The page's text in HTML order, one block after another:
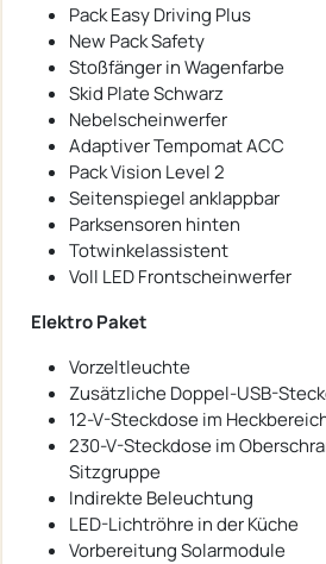
Pack Easy Driving Plus
New Pack Safety
Stoßfänger in Wagenfarbe
Skid Plate Schwarz
Nebelscheinwerfer
Adaptiver Tempomat ACC
Pack Vision Level 2
Seitenspiegel anklappbar
Parksensoren hinten
Totwinkelassistent
Voll LED Frontscheinwerfer
Elektro Paket
Vorzeltleuchte
Zusätzliche Doppel-USB-
12-V-Steckdose im
230-V-Steckdose im
Sitzgruppe
Indirekte Beleuchtung
LED-Lichtröhre in der Küche
Vorbereitung Solarmodule